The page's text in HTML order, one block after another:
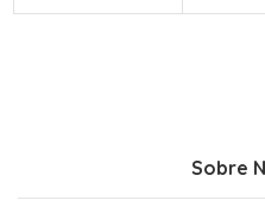
Sobre